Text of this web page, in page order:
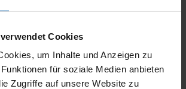
Cookies
um Inhalte und Anzeigen zu
für soziale Medien anbieten
Zugriffe auf unsere Website zu